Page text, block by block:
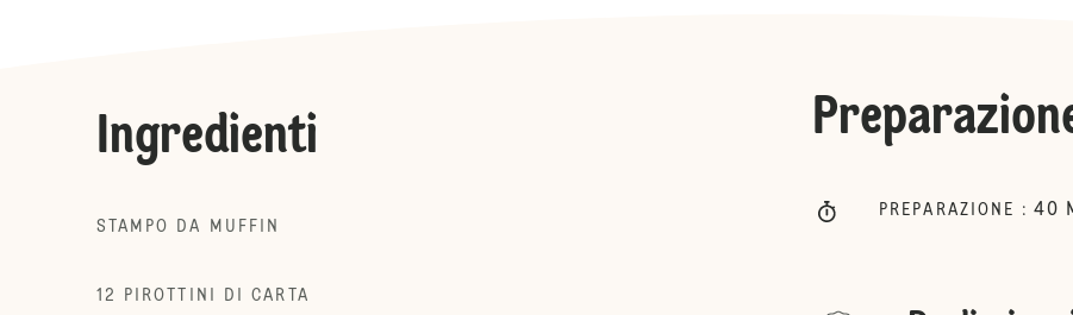
Ingredienti
STAMPO DA MUFFIN
12 PIROTTINI DI CARTA
PREPARAZIONE : 40